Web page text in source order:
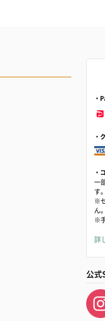
・
・
・
一
す。
※
ん。
※
詳
公式